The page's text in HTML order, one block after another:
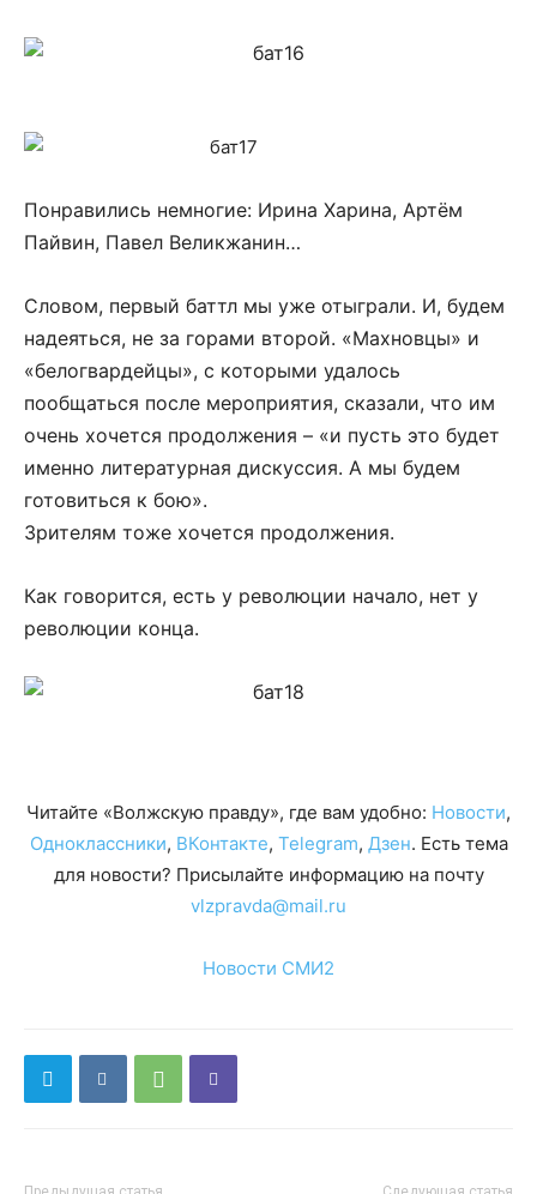
Понравились немногие: Ирина Харина, Артём
Пайвин, Павел Великжанин…
Словом, первый баттл мы уже отыграли. И, будем
надеяться, не за горами второй. «Махновцы» и
«белогвардейцы», с которыми удалось
пообщаться после мероприятия, сказали, что им
очень хочется продолжения – «и пусть это будет
именно литературная дискуссия. А мы будем
готовиться к бою».
Зрителям тоже хочется продолжения.
Как говорится, есть у революции начало, нет у
революции конца.
Читайте «Волжскую правду», где вам удобно: Новости,
Одноклассники, ВКонтакте, Telegram, Дзен. Есть тема
для новости? Присылайте информацию на почту
vlzpravda@mail.ru
Новости СМИ2